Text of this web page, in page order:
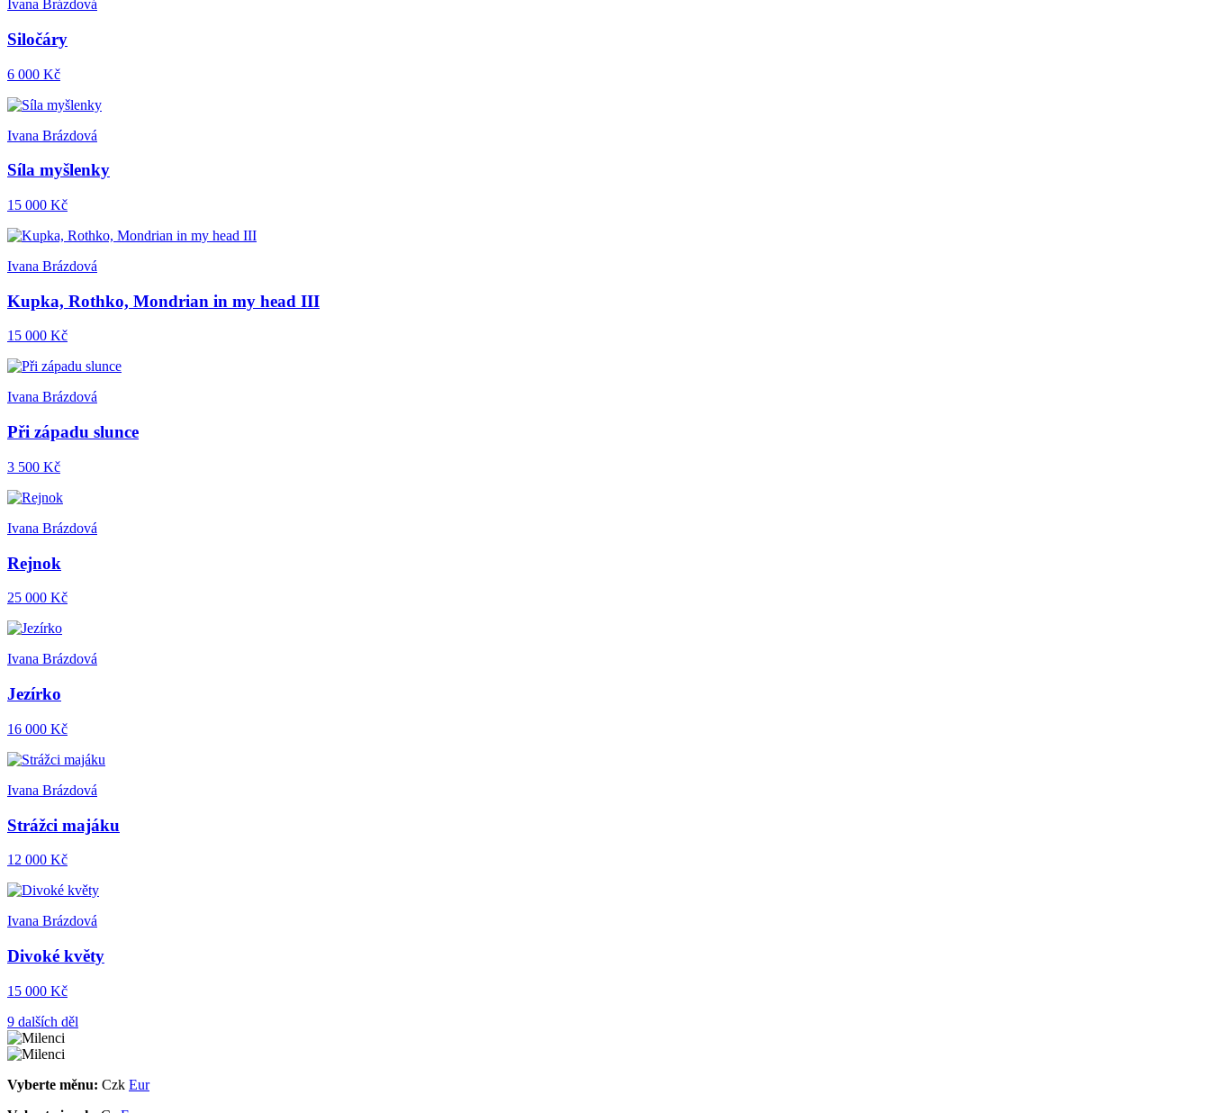
Ivana Brázdová
Siločáry
6 000 Kč
Ivana Brázdová
Síla myšlenky
15 000 Kč
Ivana Brázdová
Kupka, Rothko, Mondrian in my head III
15 000 Kč
Ivana Brázdová
Při západu slunce
3 500 Kč
Ivana Brázdová
Rejnok
25 000 Kč
Ivana Brázdová
Jezírko
16 000 Kč
Ivana Brázdová
Strážci majáku
12 000 Kč
Ivana Brázdová
Divoké květy
15 000 Kč
9 dalších děl
Vyberte měnu: Czk Eur